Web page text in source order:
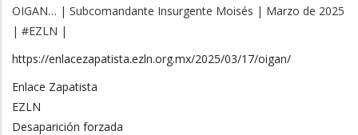
OIGAN… | Subcomandante Insurgente Moisés | Marzo de 2025
| #EZLN |
https://enlacezapatista.ezln.org.mx/2025/03/17/oigan/
Enlace Zapatista
EZLN
Desaparición forzada